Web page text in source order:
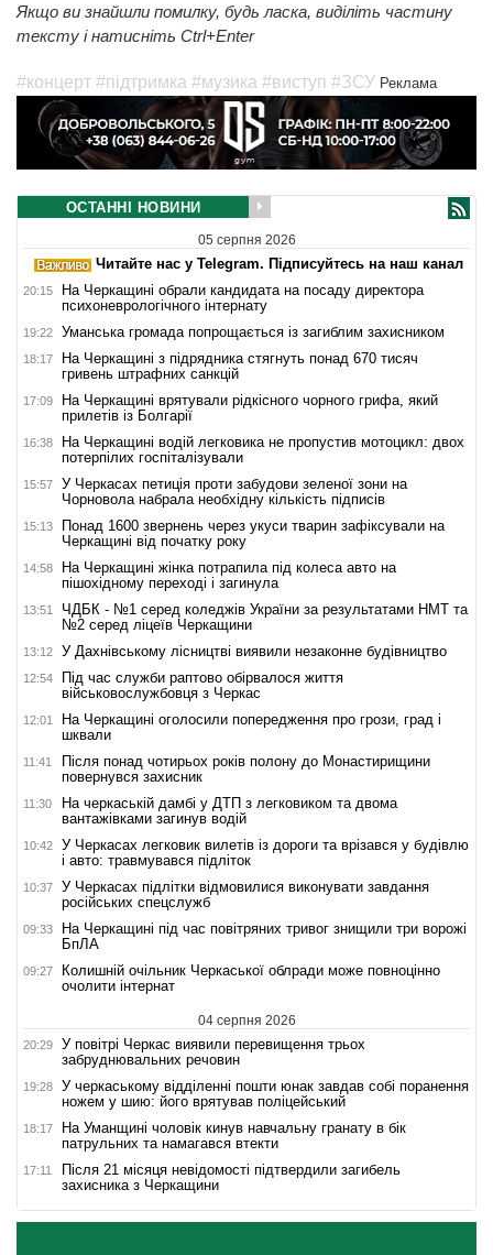
Якщо ви знайшли помилку, будь ласка, виділіть частину
тексту і натисніть Ctrl+Enter
#концерт #підтримка #музика #виступ #ЗСУ Реклама
ОСТАННІ НОВИНИ
05 серпня 2026
Читайте нас у Telegram. Підписуйтесь на наш канал
20:15
На Черкащині обрали кандидата на посаду директора
психоневрологічного інтернату
19:22 Уманська громада попрощається із загиблим захисником
18:17
На Черкащині з підрядника стягнуть понад 670 тисяч
гривень штрафних санкцій
17:09
На Черкащині врятували рідкісного чорного грифа, який
прилетів із Болгарії
16:38
На Черкащині водій легковика не пропустив мотоцикл: двох
потерпілих госпіталізували
15:57
У Черкасах петиція проти забудови зеленої зони на
Чорновола набрала необхідну кількість підписів
15:13
Понад 1600 звернень через укуси тварин зафіксували на
Черкащині від початку року
14:58
На Черкащині жінка потрапила під колеса авто на
пішохідному переході і загинула
13:51
ЧДБК - №1 серед коледжів України за результатами НМТ та
№2 серед ліцеїв Черкащини
13:12 У Дахнівському лісництві виявили незаконне будівництво
12:54
Під час служби раптово обірвалося життя
військовослужбовця з Черкас
12:01
На Черкащині оголосили попередження про грози, град і
шквали
11:41
Після понад чотирьох років полону до Монастирищини
повернувся захисник
11:30
На черкаській дамбі у ДТП з легковиком та двома
вантажівками загинув водій
10:42
У Черкасах легковик вилетів із дороги та врізався у будівлю
і авто: травмувався підліток
10:37
У Черкасах підлітки відмовилися виконувати завдання
російських спецслужб
09:33
На Черкащині під час повітряних тривог знищили три ворожі
БпЛА
09:27
Колишній очільник Черкаської облради може повноцінно
очолити інтернат
04 серпня 2026
20:29
У повітрі Черкас виявили перевищення трьох
забруднювальних речовин
19:28
У черкаському відділенні пошти юнак завдав собі поранення
ножем у шию: його врятував поліцейський
18:17
На Уманщині чоловік кинув навчальну гранату в бік
патрульних та намагався втекти
17:11
Після 21 місяця невідомості підтвердили загибель
захисника з Черкащини